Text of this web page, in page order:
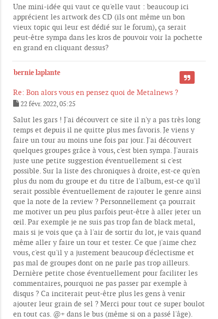
e
s
a
g
e
Une mini-idée qui vaut ce qu'elle vaut : beaucoup ici
apprécient les artwork des CD (ils ont même un bon
vieux topic qui leur est dédié sur le forum), ça serait
peut-être sympa dans les kros de pouvoir voir la pochette
en grand en cliquant dessus?
bernie laplante
Re: Bon alors vous en pensez quoi de Metalnews ?
CITER
e
s
a
g
e
22 févr. 2022, 05:25
Salut les gars ! J'ai découvert ce site il n'y a pas très long
temps et depuis il ne quitte plus mes favoris. Je viens y
faire un tour au moins une fois par jour. J'ai découvert
quelques groupes grâce à vous, c'est bien sympa. J'aurais
juste une petite suggestion éventuellement si c'est
possible. Sur la liste des chroniques à droite, est-ce qu'en
plus du nom du groupe et du titre de l'album, est-ce qu'il
serait possible éventuellement de rajouter le genre ainsi
que la note de la review ? Personnellement ça pourrait
me motiver un peu plus parfois peut-être à aller jeter un
œil. Par exemple je ne suis pas trop fan de black metal,
mais si je vois que ça à l'air de sortir du lot, je vais quand
même aller y faire un tour et tester. Ce que j'aime chez
vous, c'est qu'il y a justement beaucoup d'éclectisme et
pas mal de groupes dont on ne parle pas trop ailleurs.
Dernière petite chose éventuellement pour faciliter les
commentaires, pourquoi ne pas passer par exemple à
disqus ? Ca inciterait peut-être plus les gens à venir
ajouter leur grain de sel ? Merci pour tout ce super boulot
en tout cas. @+ dans le bus (même si on a passé l'âge).